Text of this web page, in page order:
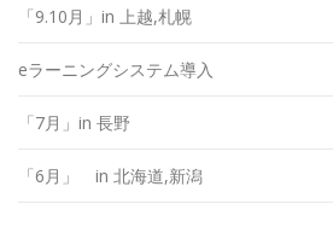
「9.10月」in 上越,札幌
eラーニングシステム導入
「7月」in 長野
「6月」 in 北海道,新潟